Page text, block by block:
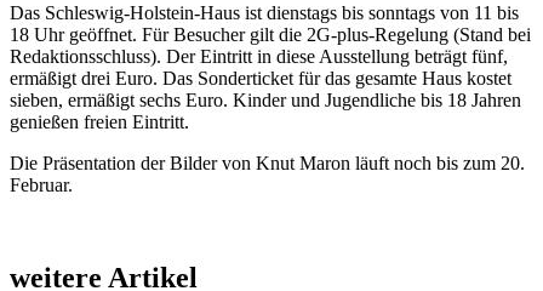
Das Schleswig-Holstein-Haus ist dienstags bis sonntags von 11 bis
18 Uhr geöffnet. Für Besucher gilt die 2G-plus-Regelung (Stand bei
Redaktionsschluss). Der Eintritt in diese Ausstellung beträgt fünf,
ermäßigt drei Euro. Das Sonderticket für das gesamte Haus kostet
sieben, ermäßigt sechs Euro. Kinder und Jugendliche bis 18 Jahren
genießen freien Eintritt.
Die Präsentation der Bilder von Knut Maron läuft noch bis zum 20.
Februar.
weitere Artikel